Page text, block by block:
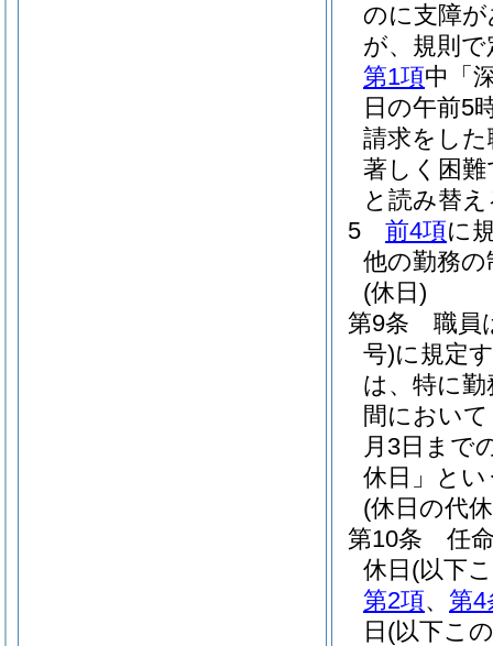
のに支障
が、規則
第1項中「
日の午前5
請求をし
著しく困
と読み替
5
前4項に
他の勤務
(休日)
第9条
職員
号)に規定
は、特に
間におい
月3日まで
休日」とい
(休日の代
第10条
任
休日 (以下
第2項、 第4
日 (以下こ